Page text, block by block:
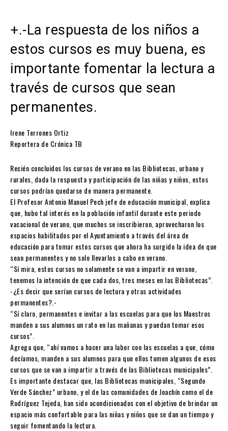
+.-La respuesta de los niños a
estos cursos es muy buena, es
importante fomentar la lectura a
través de cursos que sean
permanentes.
Irene Terrones Ortiz
Reportera de Crónica TB
Recién concluidos los cursos de verano en las Bibliotecas, urbano y
rurales, dada la respuesta y participación de las niñas y niños, estos
cursos podrían quedarse de manera permanente.
El Profesor Antonio Manuel Pech jefe de educación municipal, explica
que, hubo tal interés en la población infantil durante este periodo
vacacional de verano, que muchos se inscribieron, aprovecharon los
espacios habilitados por el Ayuntamiento a través del área de
educación para tomar estos cursos que ahora ha surgido la idea de que
sean permanentes y no solo llevarlos a cabo en verano.
“Sí mira, estos cursos no solamente se van a impartir en verano,
tenemos la intención de que cada dos, tres meses en las Bibliotecas”.
-¿Es decir que serían cursos de lectura y otras actividades
permanentes?.-
“Sí claro, permanentes e invitar a las escuelas para que los Maestros
manden a sus alumnos un rato en las mañanas y puedan tomar esos
cursos”.
Agrega que, “ahí vamos a hacer una labor con las escuelas a que, cómo
decíamos, manden a sus alumnos para que ellos tomen algunos de esos
cursos que se van a impartir a través de las Bibliotecas municipales”.
Es importante destacar que, las Bibliotecas municipales, “Segundo
Verde Sánchez” urbano, y el de las comunidades de Joachín como el de
Rodríguez Tejeda, han sido acondicionados con el objetivo de brindar un
espacio más confortable para las niñas y niños que se dan un tiempo y
seguir fomentando la lectura.